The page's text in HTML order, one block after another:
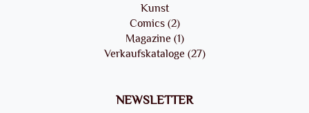
Kunst
Comics (2)
Magazine (1)
Verkaufskataloge (27)
NEWSLETTER